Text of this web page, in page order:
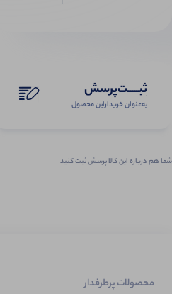
ثبـــــت‌پرسش
به‌عنوان ‌خریدار‌این‌ محصول
شما هم درباره این کالا پرسش ثبت کنید
محصولات پرطرفدار